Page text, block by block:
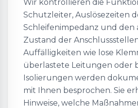
Wir kontrollieren die
Schutzleiter, Auslösezeiten
Schleifenimpedanz und den
Zustand der
Auffälligkeiten wie lose
überlastete Leitungen oder
Isolierungen werden
mit Ihnen besprochen. Sie
Hinweise, welche